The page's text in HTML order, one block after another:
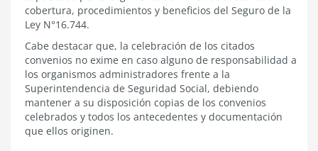
cobertura, procedimientos y beneficios del Seguro de la
Ley N°16.744.
Cabe destacar que, la celebración de los citados
convenios no exime en caso alguno de responsabilidad a
los organismos administradores frente a la
Superintendencia de Seguridad Social, debiendo
mantener a su disposición copias de los convenios
celebrados y todos los antecedentes y documentación
que ellos originen.